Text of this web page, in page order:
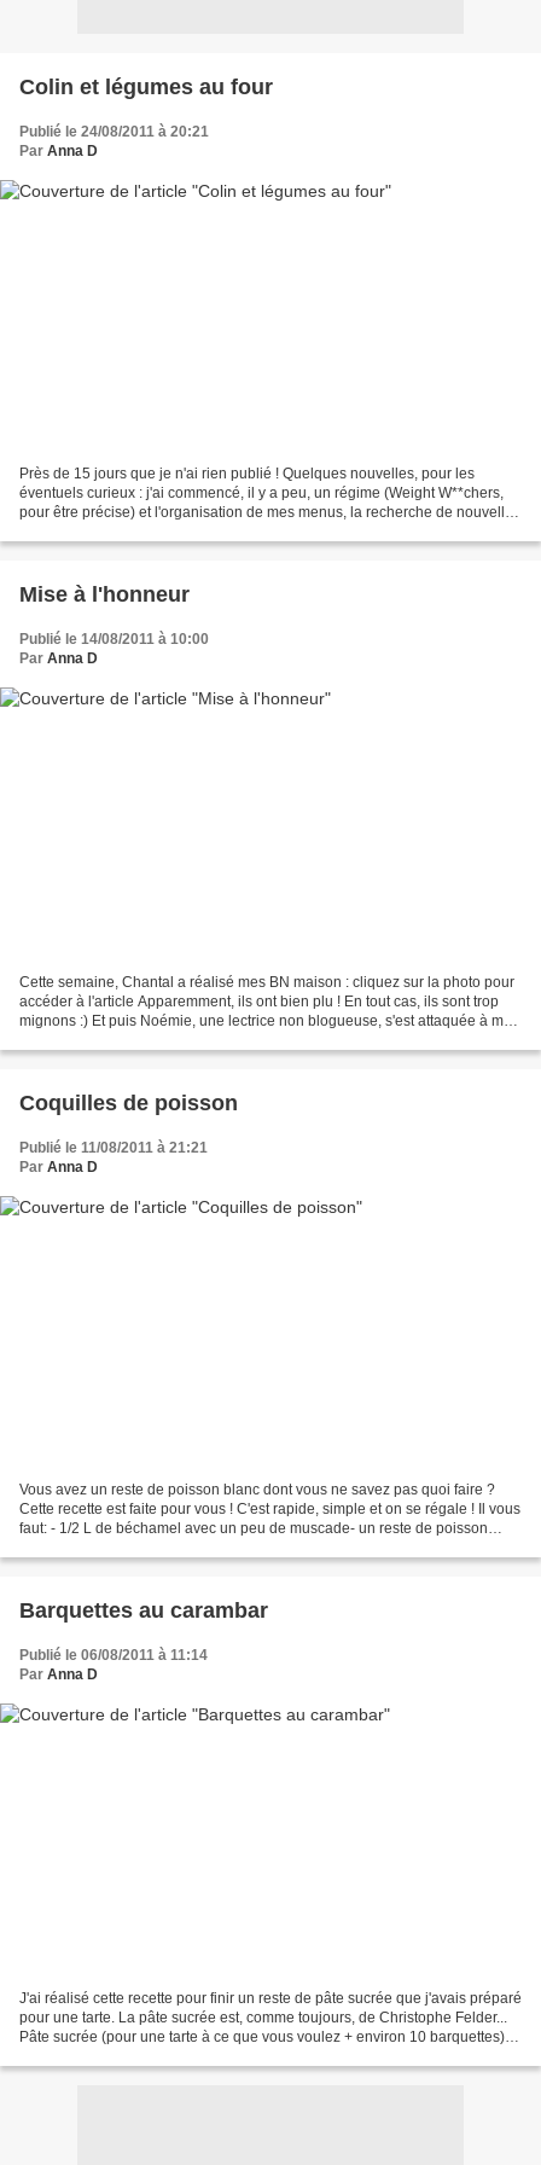
Colin et légumes au four
Publié le 24/08/2011 à 20:21
Par Anna D
Près de 15 jours que je n'ai rien publié ! Quelques nouvelles, pour les
éventuels curieux : j'ai commencé, il y a peu, un régime (Weight W**chers,
pour être précise) et l'organisation de mes menus, la recherche de nouvelles
Mise à l'honneur
Publié le 14/08/2011 à 10:00
Par Anna D
Cette semaine, Chantal a réalisé mes BN maison : cliquez sur la photo pour
accéder à l'article Apparemment, ils ont bien plu ! En tout cas, ils sont trop
mignons :) Et puis Noémie, une lectrice non blogueuse, s'est attaquée à mon
Coquilles de poisson
Publié le 11/08/2011 à 21:21
Par Anna D
Vous avez un reste de poisson blanc dont vous ne savez pas quoi faire ?
Cette recette est faite pour vous ! C'est rapide, simple et on se régale ! Il vous
faut: - 1/2 L de béchamel avec un peu de muscade- un reste de poisson
Barquettes au carambar
Publié le 06/08/2011 à 11:14
Par Anna D
J'ai réalisé cette recette pour finir un reste de pâte sucrée que j'avais préparé
pour une tarte. La pâte sucrée est, comme toujours, de Christophe Felder...
Pâte sucrée (pour une tarte à ce que vous voulez + environ 10 barquettes) : -